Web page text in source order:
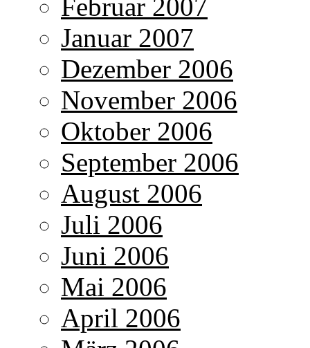
Februar 2007
Januar 2007
Dezember 2006
November 2006
Oktober 2006
September 2006
August 2006
Juli 2006
Juni 2006
Mai 2006
April 2006